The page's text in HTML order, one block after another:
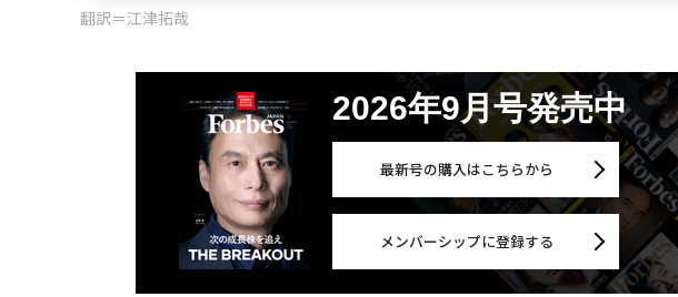
翻訳＝江津拓哉
2026年9月号発売中
最新号の購入はこちらから
メンバーシップに登録する